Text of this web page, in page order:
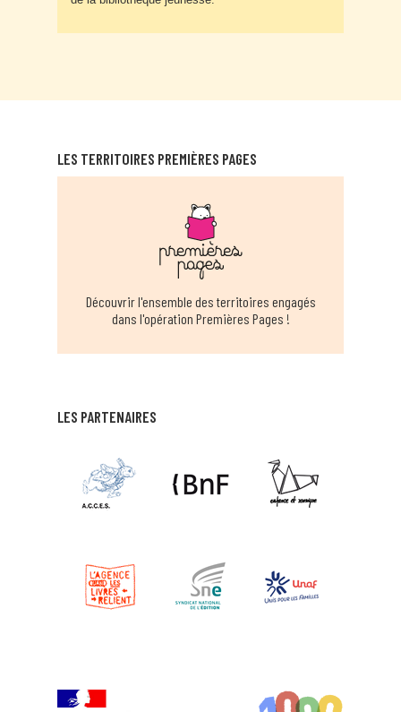
LES PARTENAIRES
LES TERRITOIRES PREMIÈRES PAGES
Découvrir l'ensemble des territoires engagés
dans l'opération Premières Pages !